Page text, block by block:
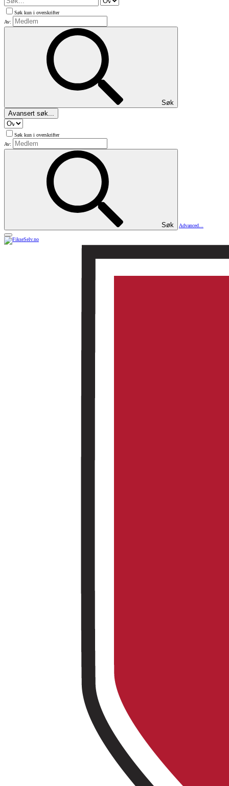
Søk kun i overskrifter
Av:
Søk
Avansert søk...
Søk kun i overskrifter
Av:
Søk Advanced...